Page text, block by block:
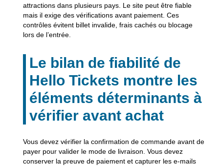
attractions dans plusieurs pays. Le site peut être fiable
mais il exige des vérifications avant paiement. Ces
contrôles évitent billet invalide, frais cachés ou blocage
lors de l’entrée.
Le bilan de fiabilité de
Hello Tickets montre les
éléments déterminants à
vérifier avant achat
Vous devez vérifier la confirmation de commande avant de
payer pour valider le mode de livraison. Vous devez
conserver la preuve de paiement et capturer les e-mails